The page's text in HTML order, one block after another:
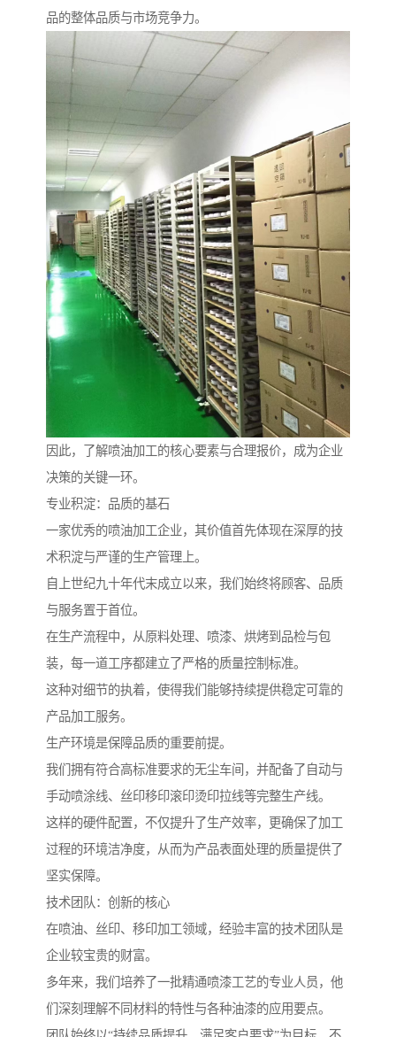
品的整体品质与市场竞争力。
因此，了解喷油加工的核心要素与合理报价，成为企业
决策的关键一环。
专业积淀：品质的基石
一家优秀的喷油加工企业，其价值首先体现在深厚的技
术积淀与严谨的生产管理上。
自上世纪九十年代末成立以来，我们始终将顾客、品质
与服务置于首位。
在生产流程中，从原料处理、喷漆、烘烤到品检与包
装，每一道工序都建立了严格的质量控制标准。
这种对细节的执着，使得我们能够持续提供稳定可靠的
产品加工服务。
生产环境是保障品质的重要前提。
我们拥有符合高标准要求的无尘车间，并配备了自动与
手动喷涂线、丝印移印滚印烫印拉线等完整生产线。
这样的硬件配置，不仅提升了生产效率，更确保了加工
过程的环境洁净度，从而为产品表面处理的质量提供了
坚实保障。
技术团队：创新的核心
在喷油、丝印、移印加工领域，经验丰富的技术团队是
企业较宝贵的财富。
多年来，我们培养了一批精通喷漆工艺的专业人员，他
们深刻理解不同材料的特性与各种油漆的应用要点。